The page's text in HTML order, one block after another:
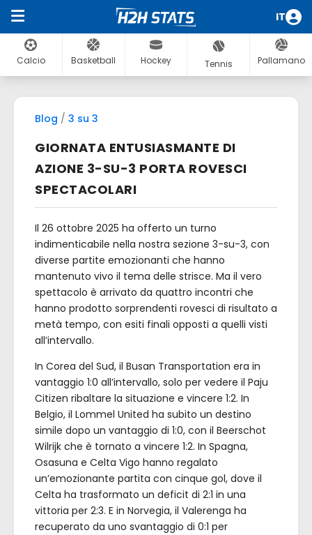
IT
Calcio Basketball Hockey Tennis Pallamano
Blog / 3 su 3
GIORNATA ENTUSIASMANTE DI
AZIONE 3-SU-3 PORTA ROVESCI
SPECTACOLARI
Il 26 ottobre 2025 ha offerto un turno
indimenticabile nella nostra sezione 3-su-3, con
diverse partite emozionanti che hanno
mantenuto vivo il tema delle strisce. Ma il vero
spettacolo è arrivato da quattro incontri che
hanno prodotto sorprendenti rovesci di risultato a
metà tempo, con esiti finali opposti a quelli visti
all’intervallo.
In Corea del Sud, il Busan Transportation era in
vantaggio 1:0 all’intervallo, solo per vedere il Paju
Citizen ribaltare la situazione e vincere 1:2. In
Belgio, il Lommel United ha subito un destino
simile dopo un vantaggio di 1:0, con il Beerschot
Wilrijk che è tornato a vincere 1:2. In Spagna,
Osasuna e Celta Vigo hanno regalato
un’emozionante partita con cinque gol, dove il
Celta ha trasformato un deficit di 2:1 in una
vittoria per 2:3. E in Norvegia, il Valerenga ha
recuperato da uno svantaggio di 0:1 per